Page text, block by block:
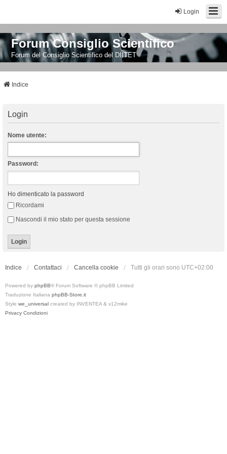
Login
Forum Consiglio Scientifico
Forum del Consiglio Scientifico del DIITET
Indice
Login
Nome utente:
Password:
Ho dimenticato la password
Ricordami
Nascondi il mio stato per questa sessione
Indice Contattaci Cancella cookie Tutti gli orari sono UTC+02:00
Powered by phpBB® Forum Software © phpBB Limited
Traduzione Italiana phpBB-Store.it
Style we_universal created by INVENTEA & v12mike
Privacy Condizioni